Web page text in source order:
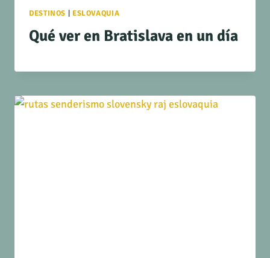
DESTINOS | ESLOVAQUIA
Qué ver en Bratislava en un día